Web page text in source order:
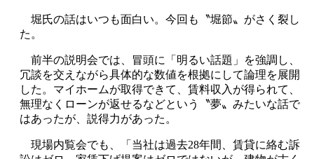
堀氏の話はいつも面白い。今回も〝堀節〟がさく裂し
た。
前半の説明会では、冒頭に「明るい話題」を強調し、
冗談を交えながら具体的な数値を根拠にして論理を展開
した。マイホームが取得できて、賃料収入が得られて、
無理なくローンが返せるなどという〝夢〟みたいな話で
はあったが、説得力があった。
現場内覧会でも、「当社は過去28年間、賃貸に絡む訴